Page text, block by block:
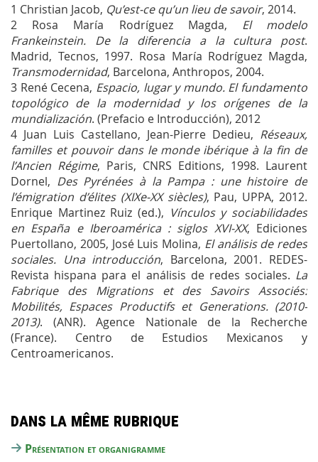
1 Christian Jacob, Qu’est-ce qu’un lieu de savoir, 2014.
2 Rosa María Rodríguez Magda, El modelo
Frankeinstein. De la diferencia a la cultura post.
Madrid, Tecnos, 1997. Rosa María Rodríguez Magda,
Transmodernidad, Barcelona, Anthropos, 2004.
3 René Cecena, Espacio, lugar y mundo. El fundamento
topológico de la modernidad y los orígenes de la
mundialización. (Prefacio e Introducción), 2012
4 Juan Luis Castellano, Jean-Pierre Dedieu, Réseaux,
familles et pouvoir dans le monde ibérique à la fin de
l’Ancien Régime, Paris, CNRS Editions, 1998. Laurent
Dornel, Des Pyrénées à la Pampa : une histoire de
l’émigration d’élites (XIXe-XX siècles), Pau, UPPA, 2012.
Enrique Martinez Ruiz (ed.), Vínculos y sociabilidades
en España e Iberoamérica : siglos XVI-XX, Ediciones
Puertollano, 2005, José Luis Molina, El análisis de redes
sociales. Una introducción, Barcelona, 2001. REDES-
Revista hispana para el análisis de redes sociales. La
Fabrique des Migrations et des Savoirs Associés:
Mobilités, Espaces Productifs et Generations. (2010-
2013). (ANR). Agence Nationale de la Recherche
(France). Centro de Estudios Mexicanos y
Centroamericanos.
Dans la même rubrique
Présentation et organigramme